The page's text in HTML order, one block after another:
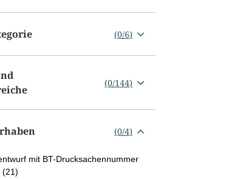
(0/6)
(0/144)
(0/4)
mit BT-Drucksachennummer
(21)